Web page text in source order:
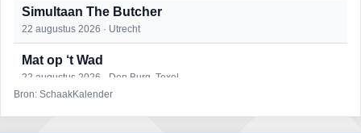
Simultaan The Butcher
22 augustus 2026 · Utrecht
Mat op ‘t Wad
22 augustus 2026 · Den Burg, Texel
Bron: SchaakKalender